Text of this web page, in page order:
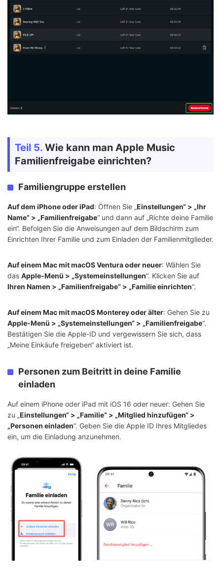
Teil 5. Wie kann man Apple Music
Familienfreigabe einrichten?
Familiengruppe erstellen
Auf dem iPhone oder iPad: Öffnen Sie „Einstellungen“ > „Ihr
Name“ > „Familienfreigabe“ und dann auf „Richte deine Familie
ein“. Befolgen Sie die Anweisungen auf dem Bildschirm zum
Einrichten Ihrer Familie und zum Einladen der Familienmitglieder.
Auf einem Mac mit macOS Ventura oder neuer: Wählen Sie
das Apple-Menü > „Systemeinstellungen“. Klicken Sie auf
Ihren Namen > „Familienfreigabe“ > „Familie einrichten“.
Auf einem Mac mit macOS Monterey oder älter: Gehen Sie zu
Apple-Menü > „Systemeinstellungen“ > „Familienfreigabe“.
Bestätigen Sie die Apple-ID und vergewissern Sie sich, dass
„Meine Einkäufe freigeben“ aktiviert ist.
Personen zum Beitritt in deine Familie
einladen
Auf einem iPhone oder iPad mit iOS 16 oder neuer: Gehen Sie
zu „Einstellungen“ > „Familie“ > „Mitglied hinzufügen“ >
„Personen einladen“. Geben Sie die Apple ID Ihres Mitgliedes
ein, um die Einladung anzunehmen.